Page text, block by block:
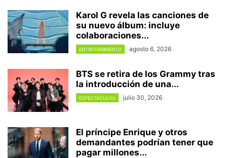
Karol G revela las canciones de
su nuevo álbum: incluye
colaboraciones...
ENTRETENIMIENTO agosto 6, 2026
BTS se retira de los Grammy tras
la introducción de una...
ESPECTÁCULOS julio 30, 2026
El príncipe Enrique y otros
demandantes podrían tener que
pagar millones...